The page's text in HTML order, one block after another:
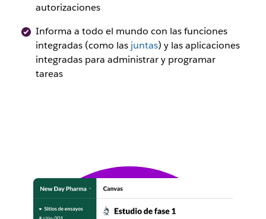
autorizaciones
Informa a todo el mundo con las funciones
integradas (como las juntas) y las aplicaciones
integradas para administrar y programar
tareas